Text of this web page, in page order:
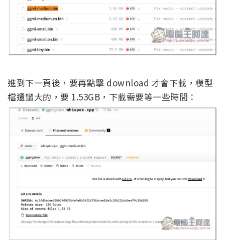
進到下一頁後，要再點擊 download 才會下載，模型
檔還蠻大的，要 1.53GB，下載需要等一些時間：